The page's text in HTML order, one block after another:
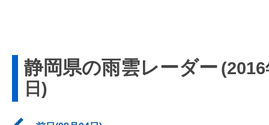
静岡県の雨雲レーダー
日)